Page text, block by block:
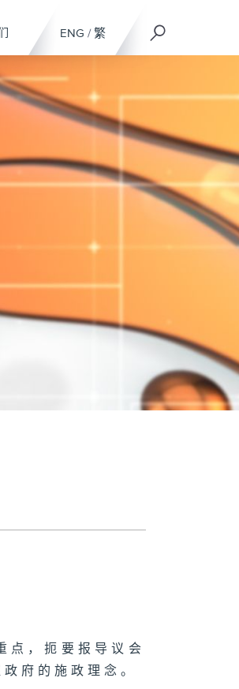
ENG / 繁
点，扼要报导议会
府的施政理念。